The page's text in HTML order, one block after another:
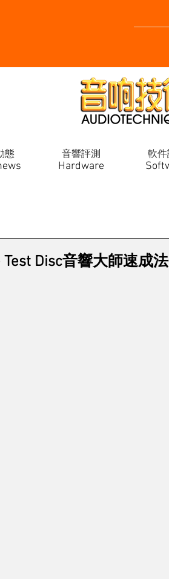
態 音響評測 軟
Hardware
Disc音響大師速成